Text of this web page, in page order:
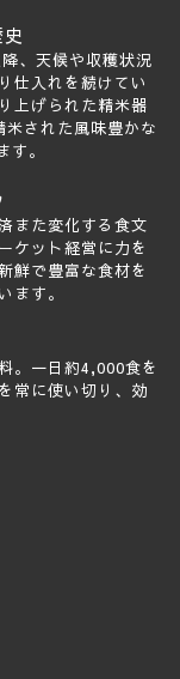
、天候や収穫状況
仕入れを続けてい
上げられた精米器
された風味豊かな
。
また変化する食文
ケット経営に力を
鮮で豊富な食材を
ます。
。一日約4,000食を
常に使い切り、効